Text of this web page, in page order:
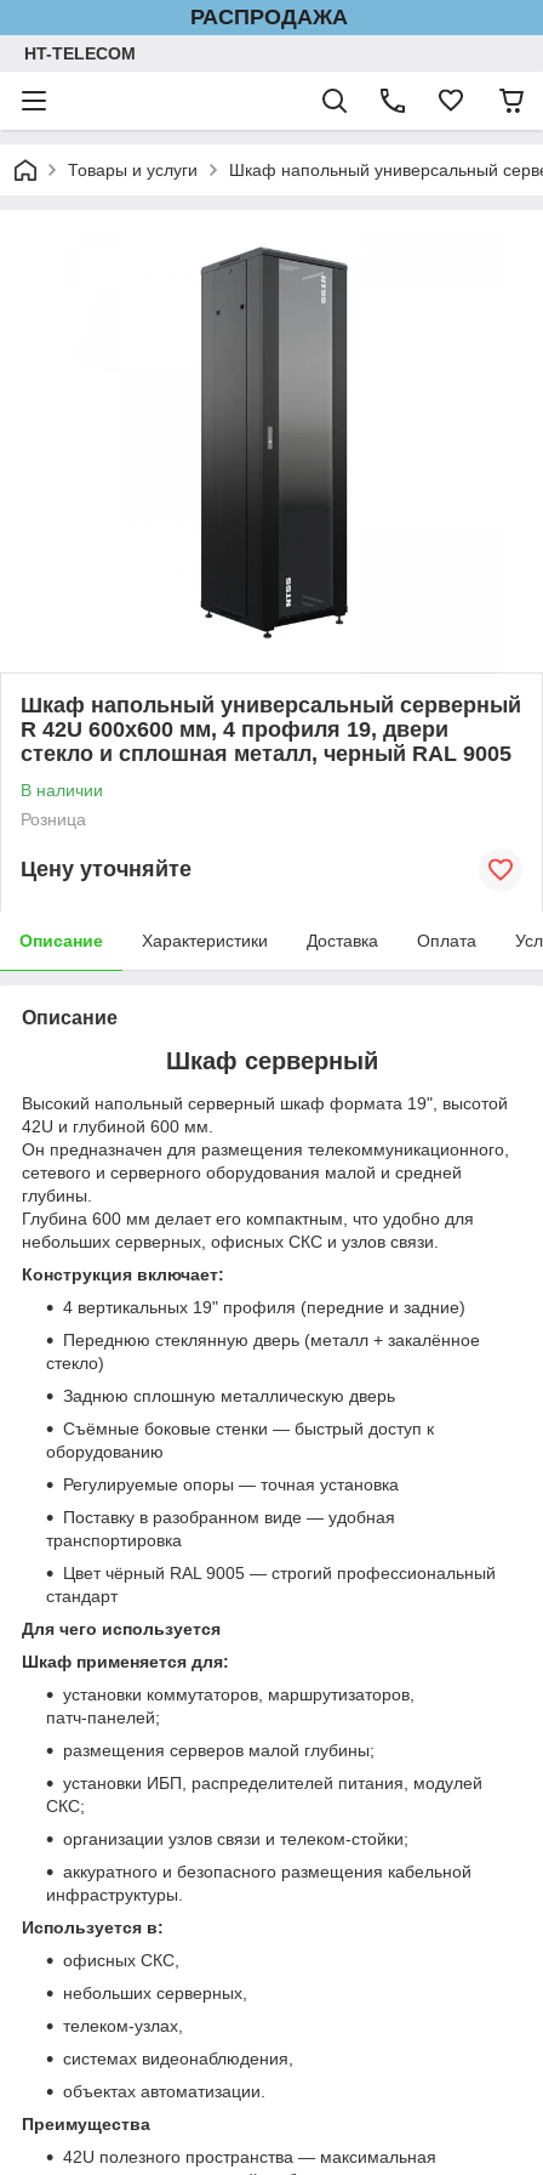
РАСПРОДАЖА
HT-TELECOM
Товары и услуги Шкаф напольный универсальный
Шкаф напольный универсальный серверный
R 42U 600х600 мм, 4 профиля 19, двери
стекло и сплошная металл, черный RAL 9005
В наличии
Розница
Цену уточняйте
Описание Характеристики Доставка Оплата
Описание
Шкаф серверный
Высокий напольный серверный шкаф формата 19", высотой
42U и глубиной 600 мм.
Он предназначен для размещения телекоммуникационного,
сетевого и серверного оборудования малой и средней
глубины.
Глубина 600 мм делает его компактным, что удобно для
небольших серверных, офисных СКС и узлов связи.
Конструкция включает:
4 вертикальных 19" профиля (передние и задние)
Переднюю стеклянную дверь (металл + закалённое
стекло)
Заднюю сплошную металлическую дверь
Съёмные боковые стенки — быстрый доступ к
оборудованию
Регулируемые опоры — точная установка
Поставку в разобранном виде — удобная
транспортировка
Цвет чёрный RAL 9005 — строгий профессиональный
стандарт
Для чего используется
Шкаф применяется для:
установки коммутаторов, маршрутизаторов,
патч‑панелей;
размещения серверов малой глубины;
установки ИБП, распределителей питания, модулей
СКС;
организации узлов связи и телеком‑стойки;
аккуратного и безопасного размещения кабельной
инфраструктуры.
Используется в:
офисных СКС,
небольших серверных,
телеком‑узлах,
системах видеонаблюдения,
объектах автоматизации.
Преимущества
42U полезного пространства — максимальная